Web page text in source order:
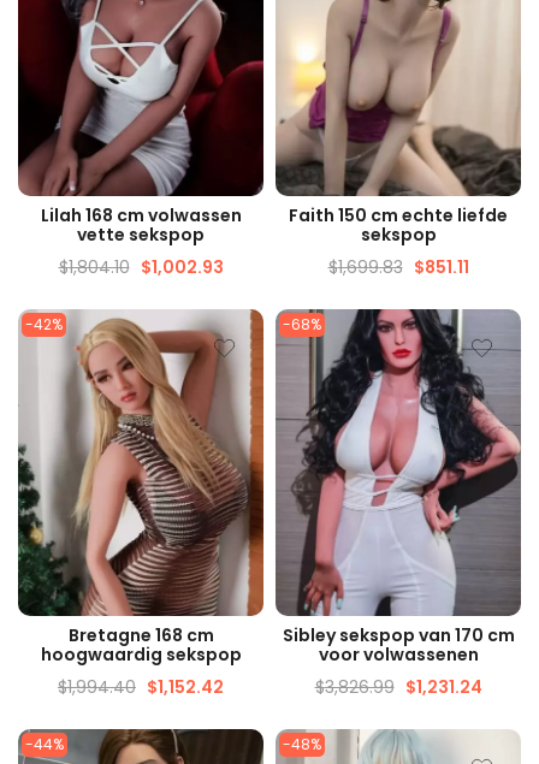
SNELLE WEERGAVE
Lilah 168 cm volwassen
vette sekspop
$1,804.10 $1,002.93
SNELLE WEERGAVE
Faith 150 cm echte liefde
sekspop
$1,699.83 $851.11
-42%
SNELLE WEERGAVE
Bretagne 168 cm
hoogwaardig sekspop
$1,994.40 $1,152.42
-68%
SNELLE WEERGAVE
Sibley sekspop van 170 cm
voor volwassenen
$3,826.99 $1,231.24
-44% -48%